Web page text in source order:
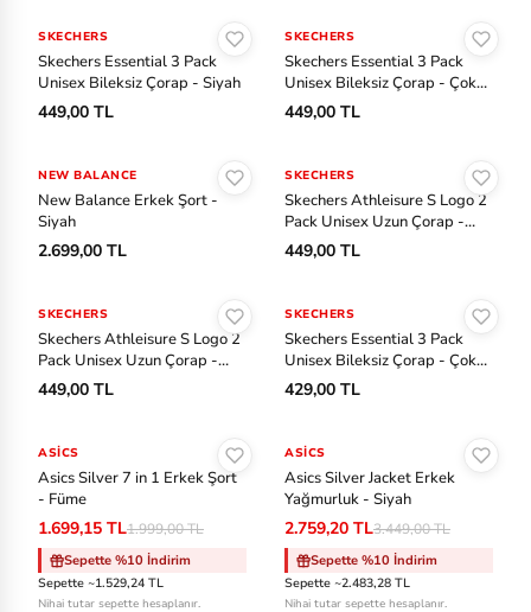
Ti
m
er
la
n
U
n
d
A
o
ur
SKECHERS
Skechers Essential 3 Pack
Unisex Bileksiz Çorap - Siyah
449,00 TL
SKECHERS
Skechers Essential 3 Pack
Unisex Bileksiz Çorap - Çok
Renkli
449,00 TL
NEW BALANCE
New Balance Erkek Şort -
Siyah
2.699,00 TL
SKECHERS
Skechers Athleisure S Logo 2
Pack Unisex Uzun Çorap -
Siyah
449,00 TL
SKECHERS
Skechers Athleisure S Logo 2
Pack Unisex Uzun Çorap -
Beyaz
449,00 TL
SKECHERS
Skechers Essential 3 Pack
Unisex Bileksiz Çorap - Çok
Renkli
429,00 TL
-%15
ASICS
Asics Silver 7 in 1 Erkek Şort
- Füme
1.699,15 TL1.999,00 TL
Sepette %10 İndirim
Sepette ~1.529,24 TL
Nihai tutar sepette hesaplanır.
-%20
ASICS
Asics Silver Jacket Erkek
Yağmurluk - Siyah
2.759,20 TL3.449,00 TL
Sepette %10 İndirim
Sepette ~2.483,28 TL
Nihai tutar sepette hesaplanır.